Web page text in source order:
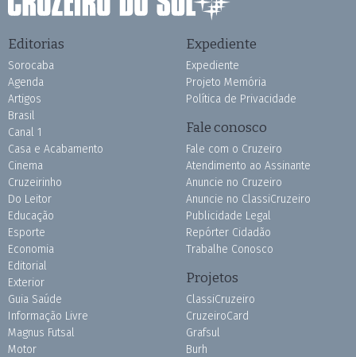
Editorias
Sorocaba
Agenda
Artigos
Brasil
Canal 1
Casa e Acabamento
Cinema
Cruzeirinho
Do Leitor
Educação
Esporte
Economia
Editorial
Exterior
Guia Saúde
Informação Livre
Magnus Futsal
Motor
Expediente
Expediente
Projeto Memória
Política de Privacidade
Fale conosco
Fale com o Cruzeiro
Atendimento ao Assinante
Anuncie no Cruzeiro
Anuncie no ClassiCruzeiro
Publicidade Legal
Repórter Cidadão
Trabalhe Conosco
Projetos
ClassiCruzeiro
CruzeiroCard
Grafsul
Burh